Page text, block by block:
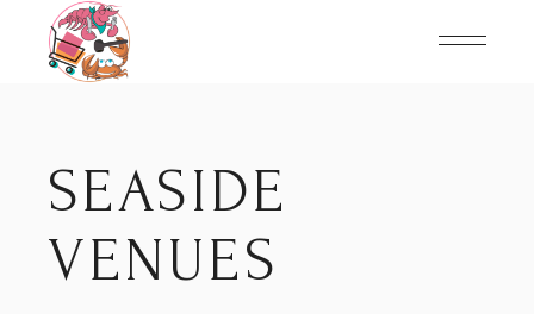
content
SEASIDE
VENUES